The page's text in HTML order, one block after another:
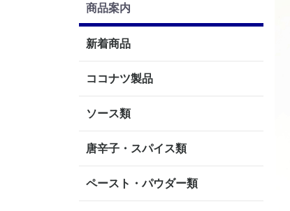
商品案内
新着商品
ココナツ製品
ソース類
唐辛子・スパイス類
ペースト・パウダー類